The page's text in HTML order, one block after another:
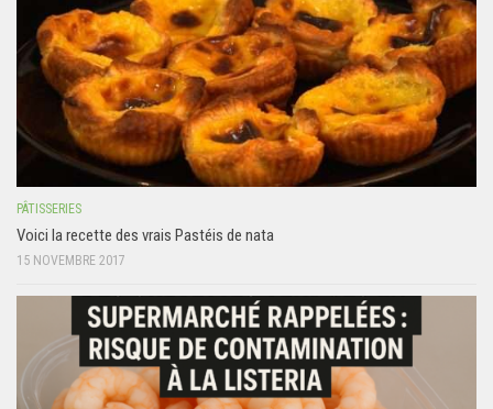
PÂTISSERIES
Voici la recette des vrais Pastéis de nata
15 NOVEMBRE 2017